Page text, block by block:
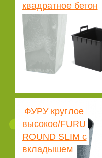
квадратное бетон
ФУРУ круглое
высокое/FURU
ROUND SLIM с
вкладышем